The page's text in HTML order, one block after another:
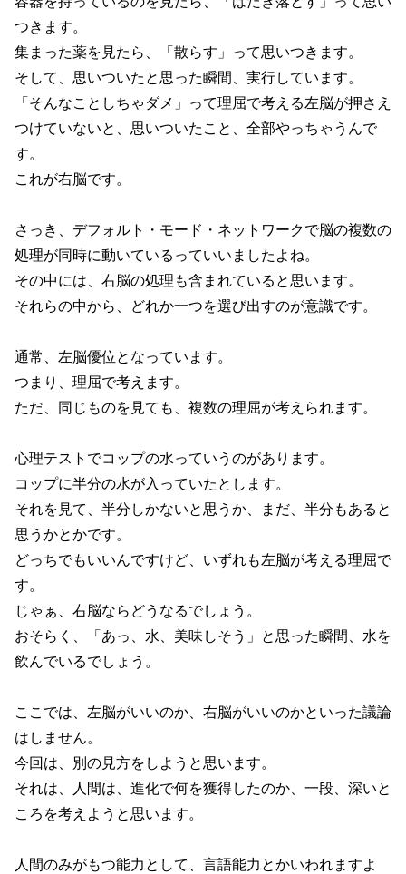
つきます。
集まった薬を見たら、「散らす」って思いつきます。
そして、思いついたと思った瞬間、実行しています。
「そんなことしちゃダメ」って理屈で考える左脳が押さえ
つけていないと、思いついたこと、全部やっちゃうんで
す。
これが右脳です。
さっき、デフォルト・モード・ネットワークで脳の複数の
処理が同時に動いているっていいましたよね。
その中には、右脳の処理も含まれていると思います。
それらの中から、どれか一つを選び出すのが意識です。
通常、左脳優位となっています。
つまり、理屈で考えます。
ただ、同じものを見ても、複数の理屈が考えられます。
心理テストでコップの水っていうのがあります。
コップに半分の水が入っていたとします。
それを見て、半分しかないと思うか、まだ、半分もあると
思うかとかです。
どっちでもいいんですけど、いずれも左脳が考える理屈で
す。
じゃぁ、右脳ならどうなるでしょう。
おそらく、「あっ、水、美味しそう」と思った瞬間、水を
飲んでいるでしょう。
ここでは、左脳がいいのか、右脳がいいのかといった議論
はしません。
今回は、別の見方をしようと思います。
それは、人間は、進化で何を獲得したのか、一段、深いと
ころを考えようと思います。
人間のみがもつ能力として、言語能力とかいわれますよ